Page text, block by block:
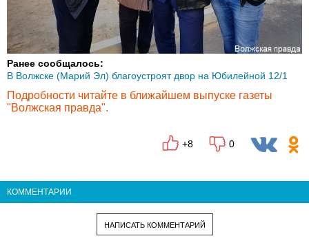
Ранее сообщалось:
В Волжске (Марий Эл) благоустроят двор на Юбилейной 12/1
Подробности читайте в ближайшем выпуске газеты
"Волжская правда".
+8 0
КОММЕНТАРИИ
НАПИСАТЬ КОММЕНТАРИЙ